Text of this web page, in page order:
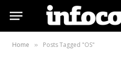
Home » Posts Tagged "OS"